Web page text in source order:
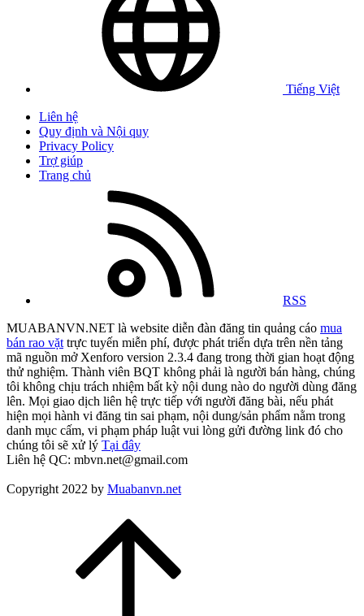
Tiếng Việt
Liên hệ
Quy định và Nội quy
Privacy Policy
Trợ giúp
Trang chủ
RSS
MUABANVN.NET là website diễn đàn đăng tin quảng cáo mua
bán rao vặttrực tuyến miễn phí, được phát triển dựa trên nền tảng
mã nguồn mở Xenforo version 2.3.4 đang trong thời gian hoạt động
thử nghiệm. Thành viên BQT không phải là người bán hàng, chúng
tôi không chịu trách nhiệm bất kỳ nội dung nào do người dùng đăng
lên. Mọi giao dịch liên hệ trực tiếp với người đăng bài, nếu phát
hiện mọi hành vi đăng tin sai phạm, nội dung/sản phẩm nằm trong
danh mục cấm, vi phạm pháp luật vui lòng gửi đường link đó cho
chúng tôi sẽ xử lý Tại đây
Liên hệ QC: mbvn.net@gmail.com
Copyright 2022 by Muabanvn.net